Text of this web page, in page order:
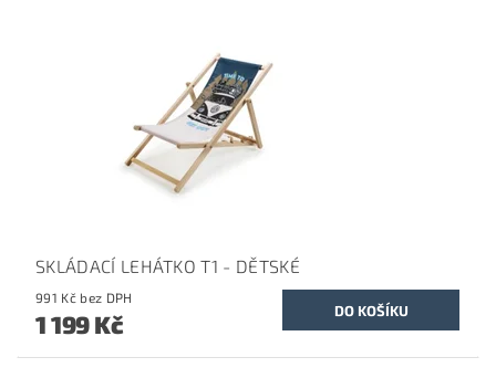
SKLÁDACÍ LEHÁTKO T1 - DĚTSKÉ
991 Kč bez DPH
1 199 Kč